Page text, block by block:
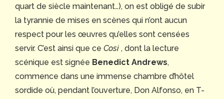
quart de siècle maintenant…), on est obligé de subir
la tyrannie de mises en scènes qui n’ont aucun
respect pour les œuvres qu’elles sont censées
servir. C’est ainsi que ce Cosi , dont la lecture
scénique est signée Benedict Andrews,
commence dans une immense chambre d’hôtel
sordide où, pendant l’ouverture, Don Alfonso, en T-